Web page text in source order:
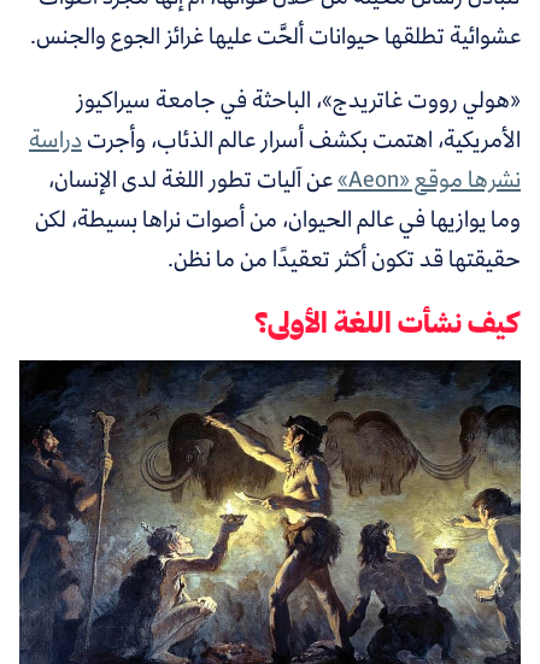
عشوائية تطلقها حيوانات ألحَّت عليها غرائز الجوع والجنس.
«هولي رووت غاتريدج»، الباحثة في جامعة سيراكيوز
الأمريكية، اهتمت بكشف أسرار عالم الذئاب، وأجرتدراسة
نشرها موقع «Aeon»
عنآليات تطور اللغة لدى الإنسان،
وما يوازيها في عالم الحيوان، من أصوات نراها بسيطة، لكن
حقيقتها قد تكون أكثر تعقيدًا من ما نظن.
كيف نشأت اللغة الأولى؟